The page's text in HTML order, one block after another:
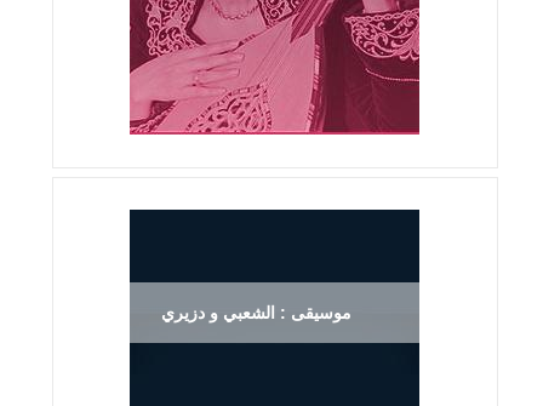
موسيقى : الشعبي و دزيري